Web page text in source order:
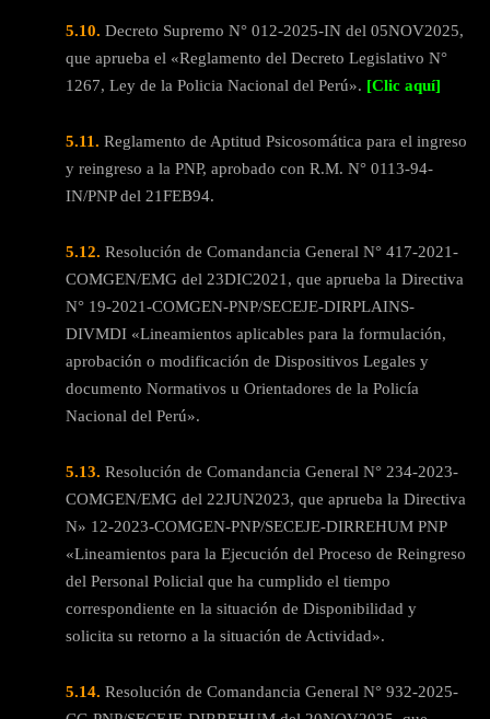
5.10. Decreto Supremo N° 012-2025-IN del 05NOV2025,
que aprueba el «Reglamento del Decreto Legislativo N°
1267, Ley de la Policia Nacional del Perú». [Clic aquí]
5.11. Reglamento de Aptitud Psicosomática para el ingreso
y reingreso a la PNP, aprobado con R.M. N° 0113-94-
IN/PNP del 21FEB94.
5.12. Resolución de Comandancia General N° 417-2021-
COMGEN/EMG del 23DIC2021, que aprueba la Directiva
N° 19-2021-COMGEN-PNP/SECEJE-DIRPLAINS-
DIVMDI «Lineamientos aplicables para la formulación,
aprobación o modificación de Dispositivos Legales y
documento Normativos u Orientadores de la Policía
Nacional del Perú».
5.13. Resolución de Comandancia General N° 234-2023-
COMGEN/EMG del 22JUN2023, que aprueba la Directiva
N» 12-2023-COMGEN-PNP/SECEJE-DIRREHUM PNP
«Lineamientos para la Ejecución del Proceso de Reingreso
del Personal Policial que ha cumplido el tiempo
correspondiente en la situación de Disponibilidad y
solicita su retorno a la situación de Actividad».
5.14. Resolución de Comandancia General N° 932-2025-